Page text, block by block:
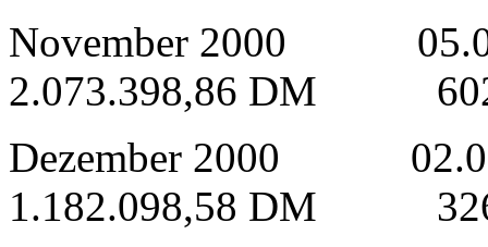
November 2000
2.073.398,86 DM
Dezember 2000
1.182.098,58 DM